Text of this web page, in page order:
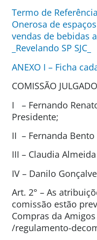
Termo de
Onerosa de
vendas de bebidas
_Revelando SP SJC_
ANEXO I – Ficha
COMISSÃO
I – Fernando
Presidente;
II – Fernanda
III – Claudia
IV – Danilo
Art. 2° – As
comissão estão
Compras da
/regulamento-